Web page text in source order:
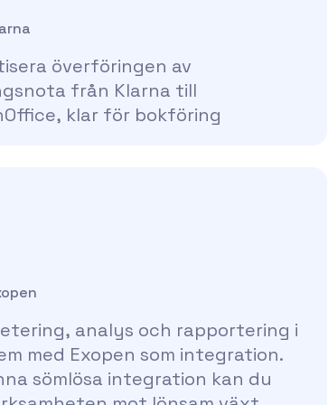
överföringen av
från Klarna till
klar för bokföring
analys och rapportering i
med Exopen som integration.
sömlösa integration kan du